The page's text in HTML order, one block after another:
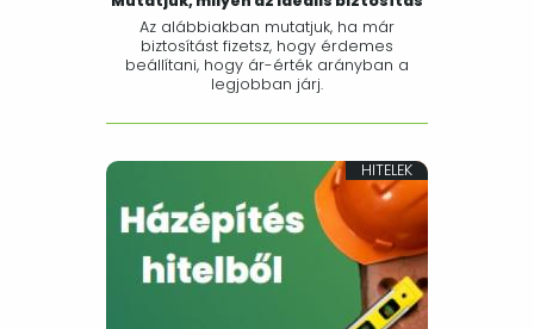
Az alábbiakban mutatjuk, ha már
biztosítást fizetsz, hogy érdemes
beállítani, hogy ár-érték arányban a
legjobban járj.
HITELEK